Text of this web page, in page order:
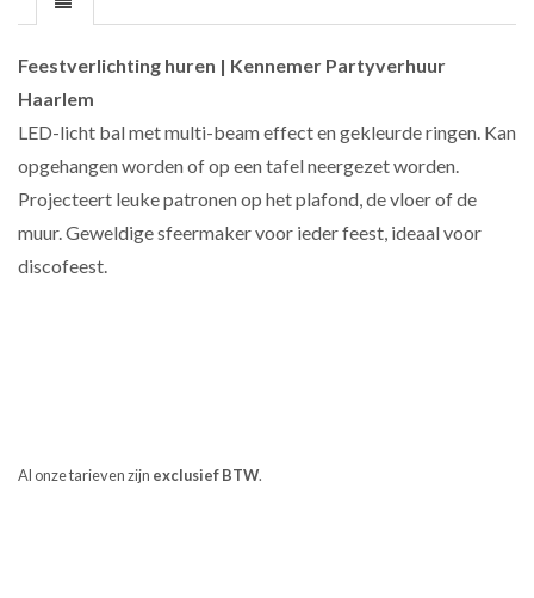
Feestverlichting huren | Kennemer Partyverhuur
Haarlem
LED-licht bal met multi-beam effect en gekleurde ringen. Kan
opgehangen worden of op een tafel neergezet worden.
Projecteert leuke patronen op het plafond, de vloer of de
muur. Geweldige sfeermaker voor ieder feest, ideaal voor
discofeest.
Al onze tarieven zijn exclusief BTW.